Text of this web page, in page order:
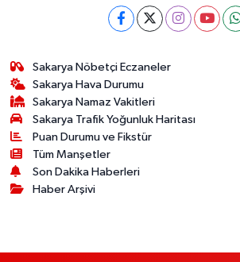
Sakarya Nöbetçi Eczaneler
Sakarya Hava Durumu
Sakarya Namaz Vakitleri
Sakarya Trafik Yoğunluk Haritası
Puan Durumu ve Fikstür
Tüm Manşetler
Son Dakika Haberleri
Haber Arşivi